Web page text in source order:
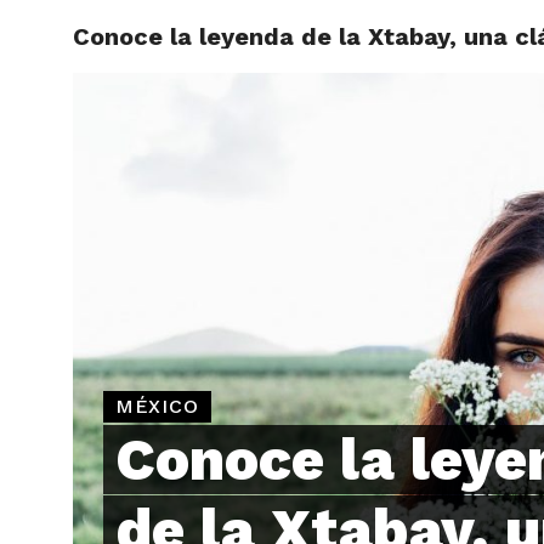
Conoce la leyenda de la Xtabay, una
MÉXICO
Conoce la